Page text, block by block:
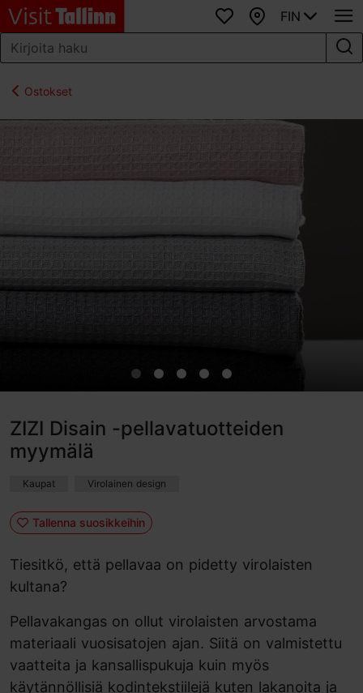
SuosikitKartta
FIN
Ostokset
ZIZI Disain -pellavatuotteiden
myymälä
Kaupat Virolainen design
Tallenna suosikkeihin
Tiesitkö, että pellavaa on pidetty virolaisten
kultana?
Pellavakangas on ollut virolaisten arvostama
materiaali vuosisatojen ajan. Siitä on valmistettu
vaatteita ja kansallispukuja kuin myös
käytännöllisiä kodintekstiilejä kuten lakanoita ja